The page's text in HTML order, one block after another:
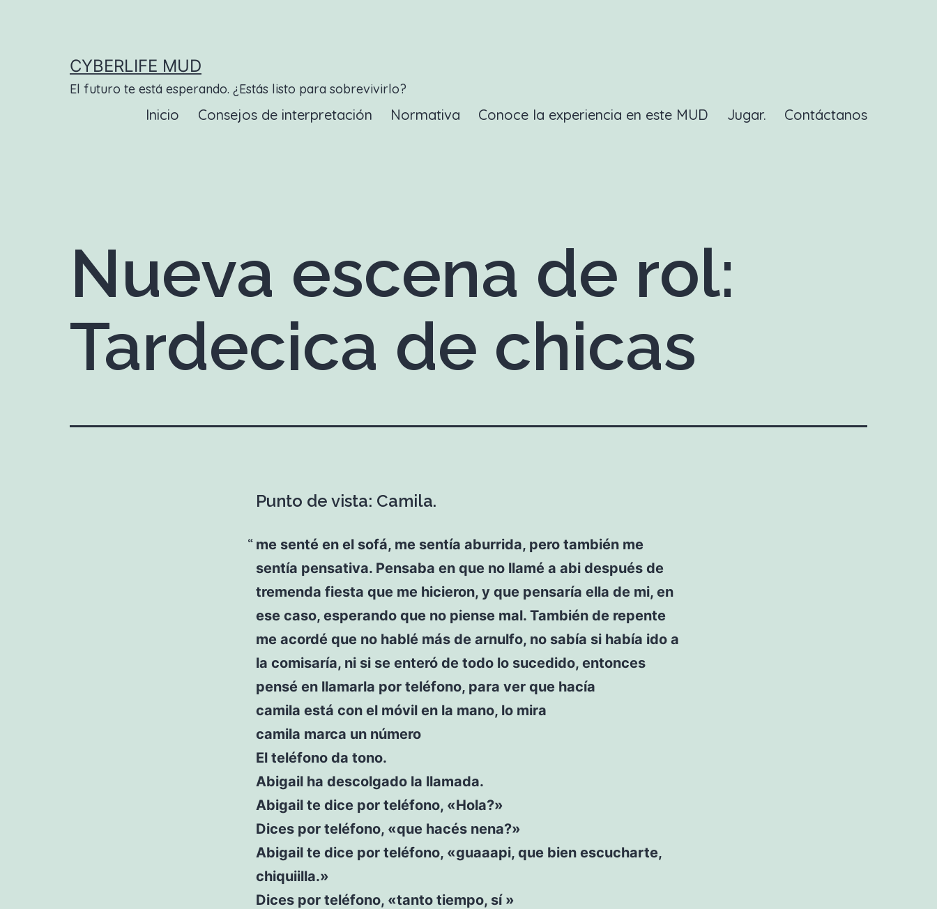
CYBERLIFE MUD
El futuro te está esperando. ¿Estás listo para sobrevivirlo?
Inicio Consejos de interpretación Normativa Conoce la experiencia en este MUD Jugar. Contáctanos
Nueva escena de rol:
Tardecica de chicas
Punto de vista: Camila.
me senté en el sofá, me sentía aburrida, pero también me
sentía pensativa. Pensaba en que no llamé a abi después de
tremenda fiesta que me hicieron, y que pensaría ella de mi, en
ese caso, esperando que no piense mal. También de repente
me acordé que no hablé más de arnulfo, no sabía si había ido a
la comisaría, ni si se enteró de todo lo sucedido, entonces
pensé en llamarla por teléfono, para ver que hacía
camila está con el móvil en la mano, lo mira
camila marca un número
El teléfono da tono.
Abigail ha descolgado la llamada.
Abigail te dice por teléfono, «Hola?»
Dices por teléfono, «que hacés nena?»
Abigail te dice por teléfono, «guaaapi, que bien escucharte,
chiquiilla.»
Dices por teléfono, «tanto tiempo, sí »